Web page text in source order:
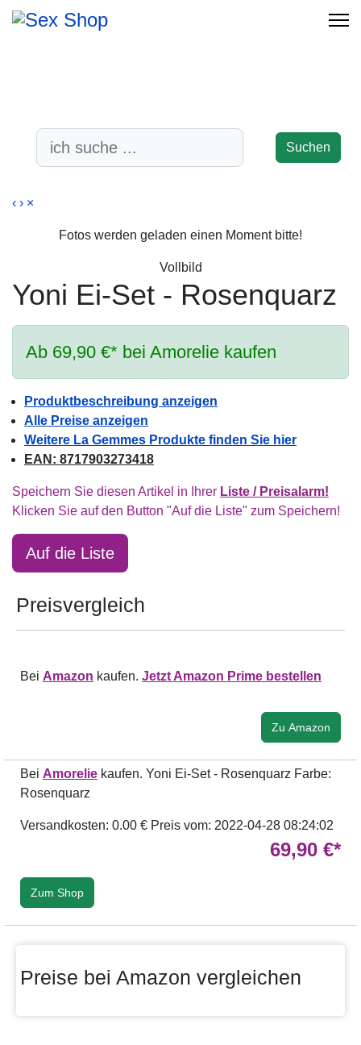
Suchen
‹ › ×
Fotos werden geladen einen Moment bitte!
Vollbild
Yoni Ei-Set - Rosenquarz
Ab 69,90 €* bei Amorelie kaufen
Produktbeschreibung anzeigen
Alle Preise anzeigen
Weitere La Gemmes Produkte finden Sie hier
EAN: 8717903273418
Speichern Sie diesen Artikel in Ihrer Liste / Preisalarm!
Klicken Sie auf den Button "Auf die Liste" zum Speichern!
Auf die Liste
Preisvergleich
Bei Amazon kaufen. Jetzt Amazon Prime bestellen
Zu Amazon
Bei Amorelie kaufen. Yoni Ei-Set - Rosenquarz Farbe:
Rosenquarz
Versandkosten: 0.00 € Preis vom: 2022-04-28 08:24:02
69,90 €*
Zum Shop
Preise bei Amazon vergleichen
-17%
-38%
-17%
-47%
-38%